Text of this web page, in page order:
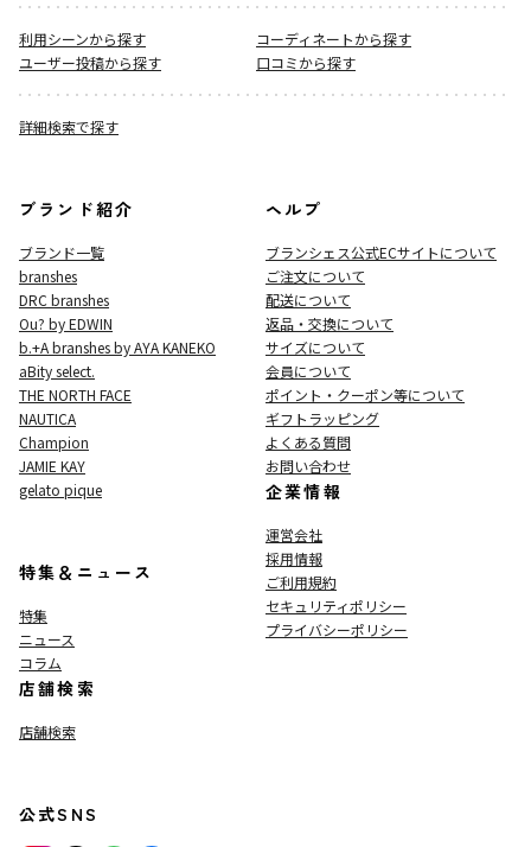
利用シーンから探す
コーディネートから探す
ユーザー投稿から探す
口コミから探す
詳細検索で探す
ブランド紹介
ブランド一覧
branshes
DRC branshes
Ou? by EDWIN
b.+A branshes by AYA KANEKO
aBity select.
THE NORTH FACE
NAUTICA
Champion
JAMIE KAY
gelato pique
特集＆ニュース
特集
ニュース
コラム
店舗検索
店舗検索
ヘルプ
ブランシェス公式ECサイトについて
ご注文について
配送について
返品・交換について
サイズについて
会員について
ポイント・クーポン等について
ギフトラッピング
よくある質問
お問い合わせ
企業情報
運営会社
採用情報
ご利用規約
セキュリティポリシー
プライバシーポリシー
公式SNS